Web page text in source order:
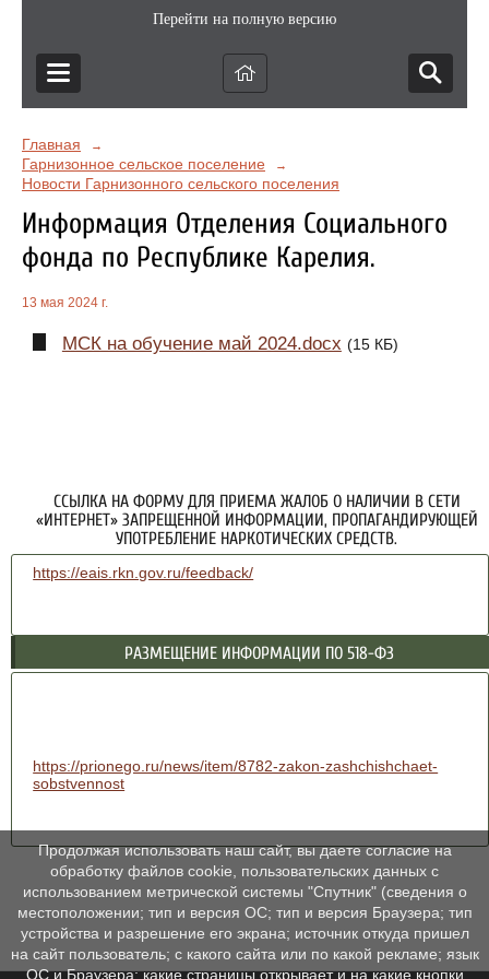
Перейти на полную версию
Главная →
Гарнизонное сельское поселение →
Новости Гарнизонного сельского поселения
Информация Отделения Социального
фонда по Республике Карелия.
13 мая 2024 г.
МСК на обучение май 2024.docx (15 КБ)
ССЫЛКА НА ФОРМУ ДЛЯ ПРИЕМА ЖАЛОБ О НАЛИЧИИ В СЕТИ
«ИНТЕРНЕТ» ЗАПРЕЩЕННОЙ ИНФОРМАЦИИ, ПРОПАГАНДИРУЮЩЕЙ
УПОТРЕБЛЕНИЕ НАРКОТИЧЕСКИХ СРЕДСТВ.
https://eais.rkn.gov.ru/feedback/
РАЗМЕЩЕНИЕ ИНФОРМАЦИИ ПО 518-ФЗ
https://prionego.ru/news/item/8782-zakon-zashchishchaet-
sobstvennost
Продолжая использовать наш сайт, вы даете согласие на
обработку файлов cookie, пользовательских данных с
использованием метрической системы "Спутник" (сведения о
местоположении; тип и версия ОС; тип и версия Браузера; тип
устройства и разрешение его экрана; источник откуда пришел
на сайт пользователь; с какого сайта или по какой рекламе; язык
ОС и Браузера; какие страницы открывает и на какие кнопки